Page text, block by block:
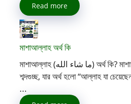
Read more
মাশাআল্লাহ অর্থ কি
মাশাআল্লাহ (ما شاء الله) অর্থ কি? মাশাআল্লাহ একটি আরবি
শব্দগুচ্ছ, যার অর্থ হলো “আল্লাহ যা
...